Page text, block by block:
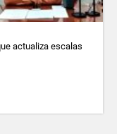
actualiza escalas